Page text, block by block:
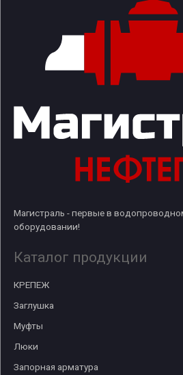
Магистраль - первые в
оборудовании!
Каталог продукции
КРЕПЕЖ
Заглушка
Муфты
Люки
Запорная арматура